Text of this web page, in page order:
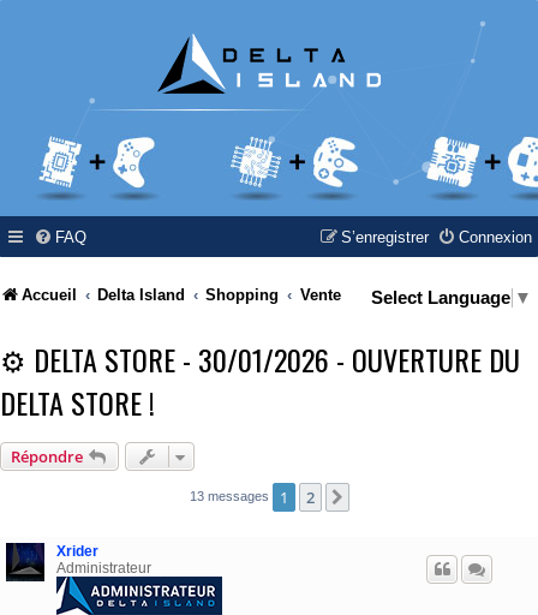
FAQ Connexion
S’enregistrer
Accueil Delta Island Shopping Vente Select Language ▼
⚙️ DELTA STORE - 30/01/2026 - OUVERTURE DU
DELTA STORE !
Répondre
13 messages 1 2
Xrider
Administrateur